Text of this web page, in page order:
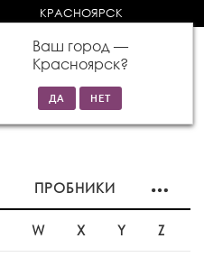
КРАСНОЯРСК
Ваш город —
Красноярск?
0 товаров
на сумму 0р
ПРОБНИКИ
W X Y Z